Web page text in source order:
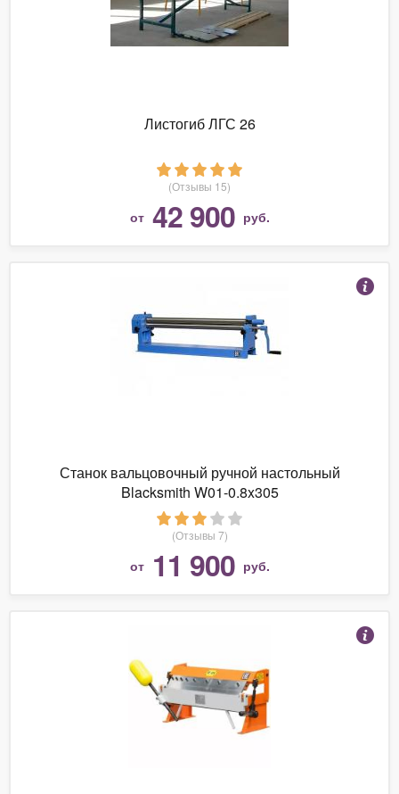
Листогиб ЛГС 26
(Отзывы 15)
от 42 900 руб.
Станок вальцовочный ручной настольный
Blacksmith W01-0.8x305
(Отзывы 7)
от 11 900 руб.